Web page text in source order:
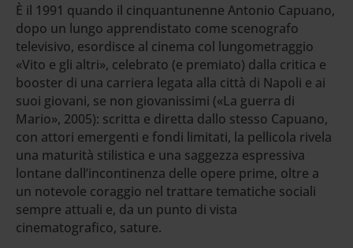
È il 1991 quando il cinquantunenne Antonio Capuano,
dopo un lungo apprendistato come scenografo
televisivo, esordisce al cinema col lungometraggio
«Vito e gli altri», celebrato (e premiato) dalla critica e
booster di una carriera legata alla città di Napoli e ai
suoi giovani, se non giovanissimi («La guerra di
Mario», 2005): scritta e diretta dallo stesso Capuano,
con attori emergenti e fondi limitati, la pellicola rivela
una maturità stilistica e una saggezza espressiva
lontane dall’incontinenza delle opere prime, oltre a
un notevole coraggio nel trattare tematiche sociali
sempre attuali e, da un punto di vista
cinematografico, sature.